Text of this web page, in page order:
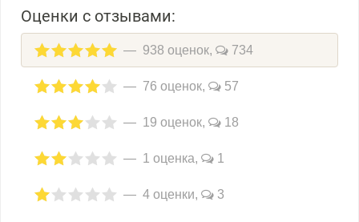
Оценки с отзывами:
938 оценок, 734
76 оценок, 57
19 оценок, 18
1 оценка, 1
4 оценки, 3